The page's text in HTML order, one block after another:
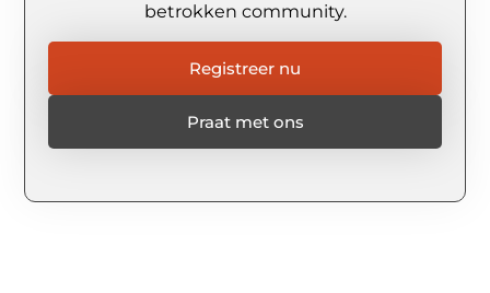
betrokken community.
Registreer nu
Praat met ons